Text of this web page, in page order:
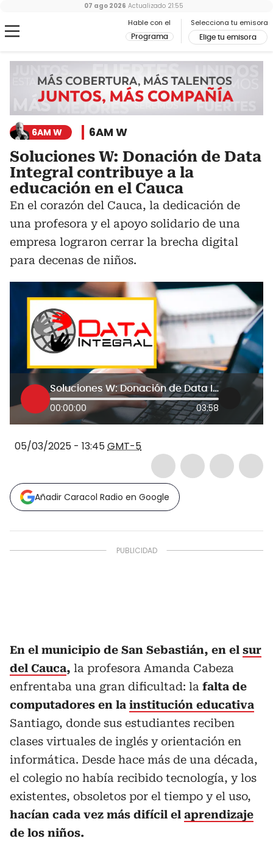
Hable con el
Programa
Selecciona tu emisora
Elige tu emisora
07 ago 2026 Actualizado 21:55
6AM W 6AM W
Soluciones W: Donación de Data
Integral contribuye a la
educación en el Cauca
En el corazón del Cauca, la dedicación de
una profesora y el apoyo solidario de una
empresa lograron cerrar la brecha digital
para decenas de niños.
Soluciones W: Donación de Data Integral contribuye a la educación en el Cauca
00:00:00 03:58
05/03/2025 - 13:45GMT-5
Añadir Caracol Radio en Google
En el municipio de San Sebastián, en el sur
del Cauca, la profesora Amanda Cabeza
enfrentaba una gran dificultad: la falta de
computadores en la institución educativa
Santiago, donde sus estudiantes reciben
clases virtuales de inglés y orientación en
informática. Desde hace más de una década,
el colegio no había recibido tecnología, y los
existentes, obsoletos por el tiempo y el uso,
hacían cada vez más difícil el aprendizaje
de los niños.